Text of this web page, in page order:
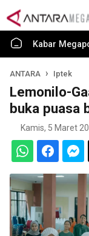
Kabar
ANTARA Iptek
Lemonilo-
buka puasa
Kamis, 5 Maret